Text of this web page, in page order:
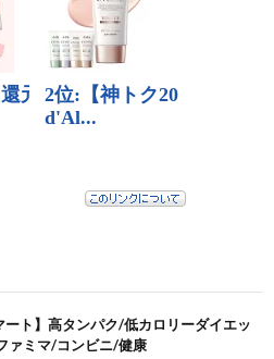
ート】高タンパク/低カロリーダイエッ
ァミマ/コンビニ/健康